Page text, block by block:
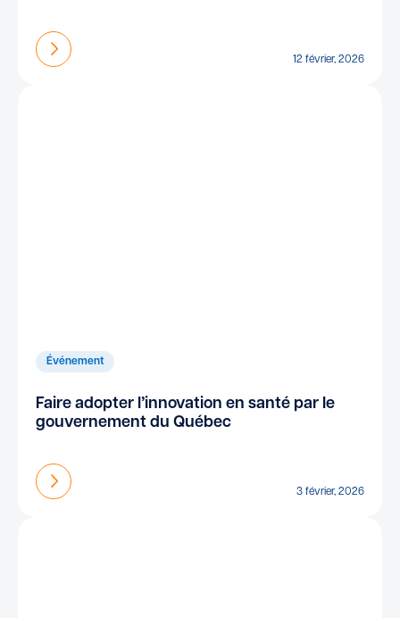
En savoir plus
12 février, 2026
Événement
Faire adopter l’innovation en santé par le
gouvernement du Québec
En savoir plus
3 février, 2026